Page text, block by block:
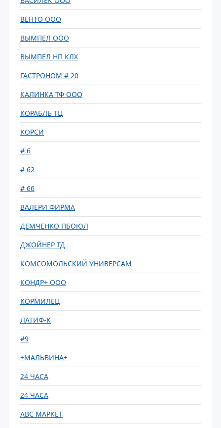
ВЕНТО ООО
ВЫМПЕЛ ООО
ВЫМПЕЛ НП КЛХ
ГАСТРОНОМ # 20
КАЛИНКА ТФ ООО
КОРАБЛЬ ТЦ
КОРСИ
# 6
# 62
# 66
ВАЛЕРИ ФИРМА
ДЕМЧЕНКО ПБОЮЛ
ДЖОЙНЕР ТД
КОМСОМОЛЬСКИЙ УНИВЕРСАМ
КОНДР+ ООО
КОРМИЛЕЦ
ЛАТИФ-К
#9
+МАЛЬВИНА+
24 ЧАСА
24 ЧАСА
ABC МАРКЕТ